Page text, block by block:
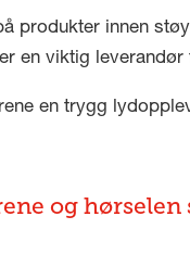
produkter innen
en viktig leverandør
en trygg
og